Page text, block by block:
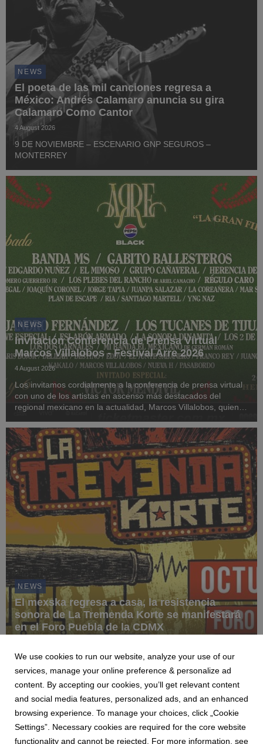
NEWS
El poeta de las mil canciones regresa a
México: Andrés Calamaro anuncia su gira
Calamaro Como Cantor
4 August 2026
9 DE NOVIEMBRE – ESCENARIO GNP SEGUROS –
MONTERREY
NEWS
Invitación Conferencia de Prensa Virtual
Marcos Villalobos - Festival Arre 2026
4 August 2026
Los invitamos cordialmente a la conferencia de prensa virtual
con uno de los artistas en ascenso más destacados del
regional mexicano en la actualidad, Marcos Villalobos, quien
2026 del festival Arre Pepsi Blac...
NEWS
El mexska regresa a casa, la resistencia
sonora de La Tremenda Korte se manifestará
en el Foro Puebla de la CDMX
30 DE OCTUBRE - FORO PUEBLA
2 3 4 5 6 7
We use cookies to run our website, analyze your use of our
services, manage your online preference & personalize ad
content. By accepting our cookies, you’ll get relevant content
and social media features, personalized ads, and an enhanced
browsing experience. To manage your choices, click „Cookie
Settings”. Necessary cookies are required for the core website
functionality and cannot be rejected. For more information, see